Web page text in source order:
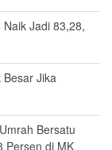
Jadi 83,28,
Besar Jika
Bersatu
Persen di MK